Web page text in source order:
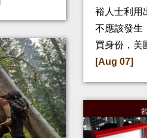
裕人士利用
不應該發生
買身份，美
[Aug 07]